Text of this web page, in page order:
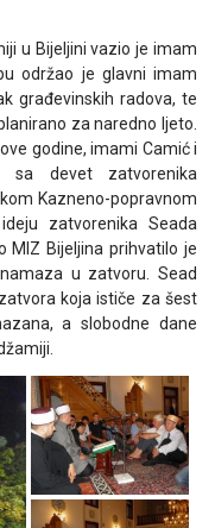
u Bijeljini vazio je imam
održao je glavni imam
građevinskih radova, te
za naredno ljeto.
godine, imami Camić i
sa devet zatvorenika
Kazneno-popravnom
zatvorenika Seada
MIZ Bijeljina prihvatilo je
u zatvoru. Sead
koja ističe za šest
a slobodne dane